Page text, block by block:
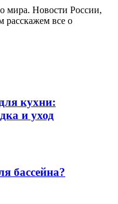
мира. Новости России,
все о
кухни:
и уход
бассейна?